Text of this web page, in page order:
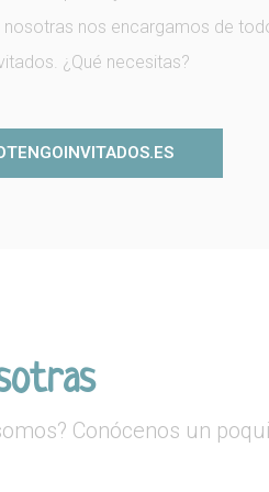
nos encargamos de
¿Qué necesitas?
Conócenos un